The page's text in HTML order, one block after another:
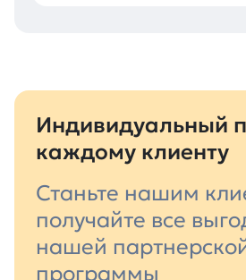
Индивидуальный
каждому клиенту
Станьте нашим
получайте все
нашей
программы